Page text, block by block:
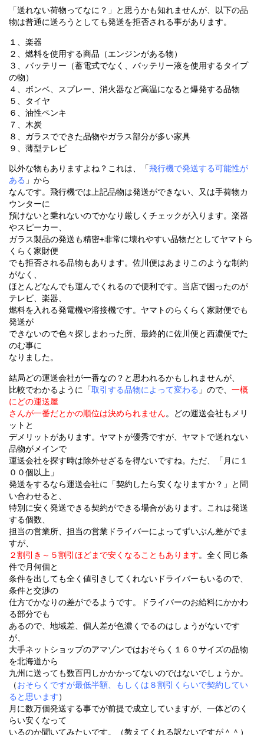
「送れない荷物ってなに？」と思うかも知れませんが、以下の品
物は普通に送ろうとしても発送を拒否される事があります。
１、楽器
２、燃料を使用する商品（エンジンがある物）
３、バッテリー（蓄電式でなく、バッテリー液を使用するタイプ
の物）
４、ボンベ、スプレー、消火器など高温になると爆発する品物
５、タイヤ
６、油性ペンキ
７、木炭
８、ガラスでできた品物やガラス部分が多い家具
９、薄型テレビ
以外な物もありますよね？これは、「飛行機で発送する可能性が
ある 」から
なんです。飛行機では上記品物は発送ができない、又は手荷物カ
ウンターに
預けないと乗れないのでかなり厳しくチェックが入ります。楽器
やスピーカー、
ガラス製品の発送も精密+非常に壊れやすい品物だとしてヤマトら
くらく家財便
でも拒否される品物もあります。佐川便はあまりこのような制約
がなく、
ほとんどなんでも運んでくれるので便利です。当店で困ったのが
テレビ、楽器、
燃料を入れる発電機や溶接機です。ヤマトのらくらく家財便でも
発送が
できないので色々探しまわった所、最終的に佐川便と西濃便でた
のむ事に
なりました。
結局どの運送会社が一番なの？と思われるかもしれませんが、
比較でわかるように「取引する品物によって変わる 」ので、 一概
にどの運送屋
さんが一番だとかの順位は決められません。どの運送会社もメリ
ットと
デメリットがあります。ヤマトが優秀ですが、ヤマトで送れない
品物がメインで
運送会社を探す時は除外せざるを得ないですね。ただ、「月に１
００個以上」
発送をするなら運送会社に「契約したら安くなりますか？」と問
い合わせると、
特別に安く発送できる契約ができる場合があります。これは発送
する個数、
担当の営業所、担当の営業ドライバーによってずいぶん差がでま
すが、
２割引き～５割引ほどまで安くなることもあります。全く同じ条
件で月何個と
条件を出しても全く値引きしてくれないドライバーもいるので、
条件と交渉の
仕方でかなりの差がでるようです。ドライバーのお給料にかかわ
る部分でも
あるので、地域差、個人差が色濃くでるのはしょうがないです
が、
大手ネットショップのアマゾンではおそらく１６０サイズの品物
を北海道から
九州に送っても数百円しかかかってないのではないでしょうか。
（おそらくですが最低半額、もしくは８割引くらいで契約してい
ると思います）
月に数万個発送する事でが前提で成立していますが、一体どのく
らい安くなって
いるのか聞いてみたいです。（教えてくれる訳ないですが＾＾）